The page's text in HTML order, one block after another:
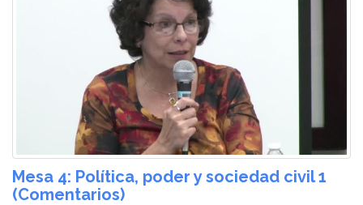
Mesa 4: Política, poder y sociedad civil 1
(Comentarios)